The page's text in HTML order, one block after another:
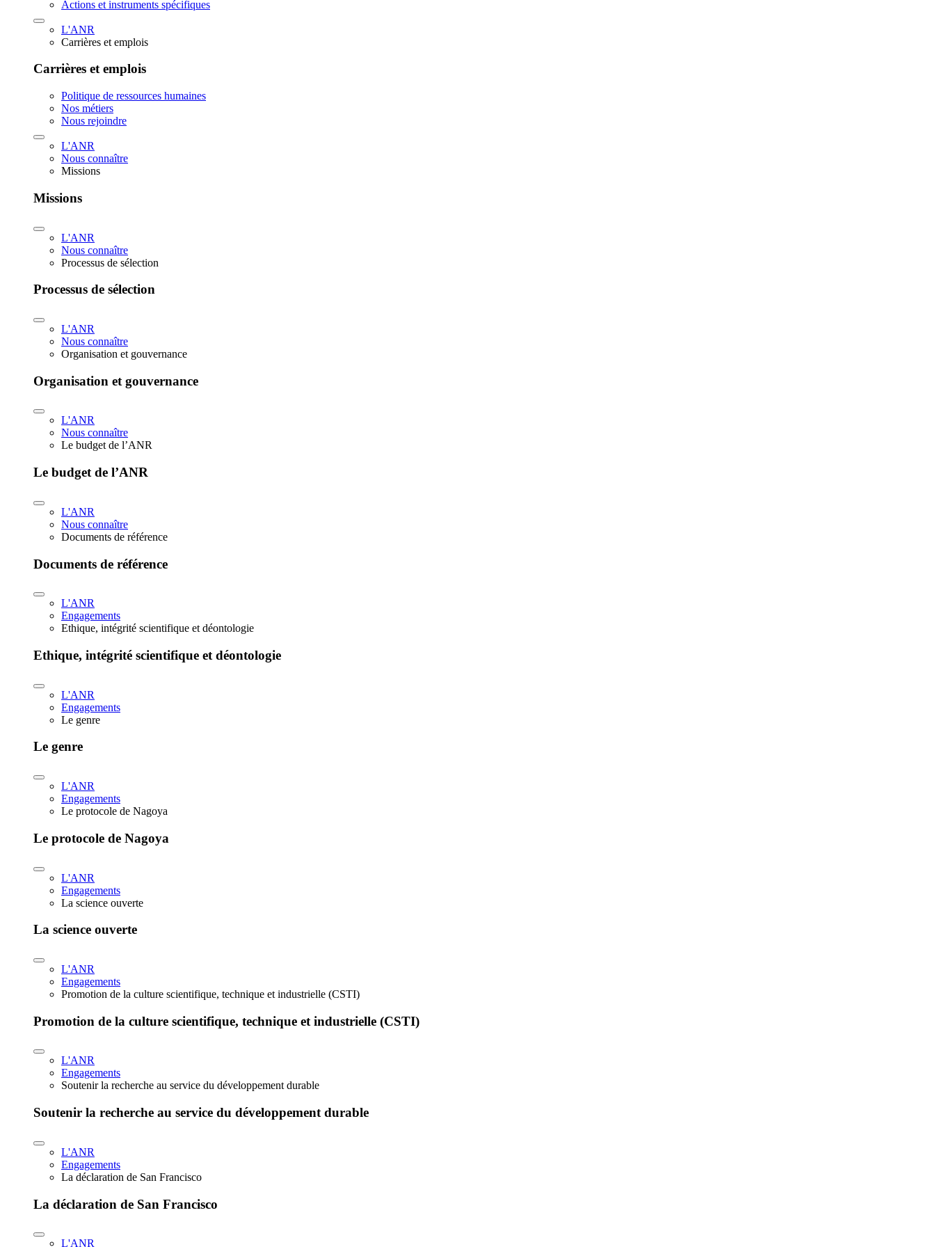
Actions et instruments spécifiques
L'ANR
Carrières et emplois
Carrières et emplois
Politique de ressources humaines
Nos métiers
Nous rejoindre
L'ANR
Nous connaître
Missions
Missions
L'ANR
Nous connaître
Processus de sélection
Processus de sélection
L'ANR
Nous connaître
Organisation et gouvernance
Organisation et gouvernance
L'ANR
Nous connaître
Le budget de l’ANR
Le budget de l’ANR
L'ANR
Nous connaître
Documents de référence
Documents de référence
L'ANR
Engagements
Ethique, intégrité scientifique et déontologie
Ethique, intégrité scientifique et déontologie
L'ANR
Engagements
Le genre
Le genre
L'ANR
Engagements
Le protocole de Nagoya
Le protocole de Nagoya
L'ANR
Engagements
La science ouverte
La science ouverte
L'ANR
Engagements
Promotion de la culture scientifique, technique et industrielle (CSTI)
Promotion de la culture scientifique, technique et industrielle (CSTI)
L'ANR
Engagements
Soutenir la recherche au service du développement durable
Soutenir la recherche au service du développement durable
L'ANR
Engagements
La déclaration de San Francisco
La déclaration de San Francisco
L'ANR